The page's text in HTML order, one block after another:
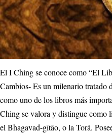
El I Ching se conoce como “El
Cambios- Es un milenario tratado
como uno de los libros más
Ching se valora y distingue
el Bhagavad-gītāo, o la Torá.